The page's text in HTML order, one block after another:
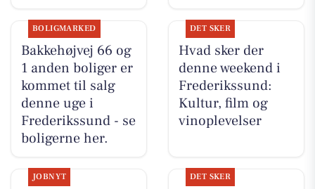
BOLIGMARKED
Bakkehøjvej 66 og
1 anden boliger er
kommet til salg
denne uge i
Frederikssund - se
boligerne her.
DET SKER
Hvad sker der
denne weekend i
Frederikssund:
Kultur, film og
vinoplevelser
JOBNYT DET SKER